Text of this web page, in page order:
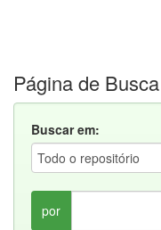
Página de Busca
Buscar em:
por